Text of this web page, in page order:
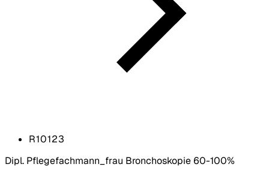
R10123
Dipl. Pflegefachmann_frau Bronchoskopie 60-100%